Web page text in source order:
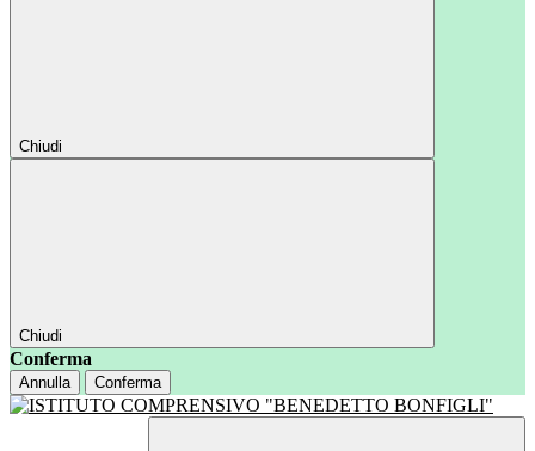
Chiudi
Chiudi
Conferma
Annulla Conferma